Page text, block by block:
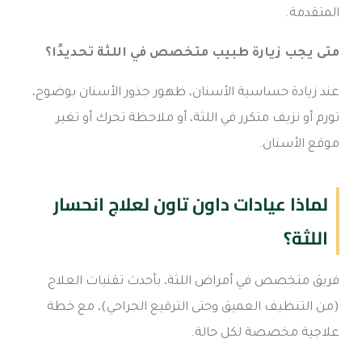
المتقدمة.
متى يجب زيارة طبيب متخصص في اللثة تحديدًا؟
عند زيادة حساسية الأسنان، ظهور جذور الأسنان بوضوح،
تورم أو نزيف متكرر في اللثة، أو ملاحظة تحرك أو تغير
موقع الأسنان.
لماذا عيادات داون تاون لعلاج انحسار
اللثة؟
فريق متخصص في أمراض اللثة، بأحدث تقنيات العلاج
(من التنظيف العميق وحتى الترقيع الجراحي)، مع خطة
علاجية مخصصة لكل حالة.